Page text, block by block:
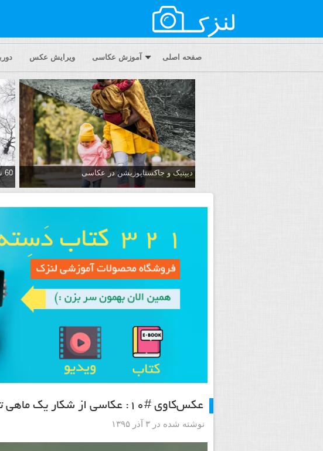
صفحه اصلی آموزش عکاسی ویرایش عکس
دیپتیک و جاکستا‌پوزیشن در عکاسی 60 نمونه عکس سبک ماکسیمالیسم
عکس‌کاوی #۱۰: عکاسی از شکار یک ماهی تیرانداز داخل آکواریوم
نوشته شده در ۳ آذر ۱۳۹۵